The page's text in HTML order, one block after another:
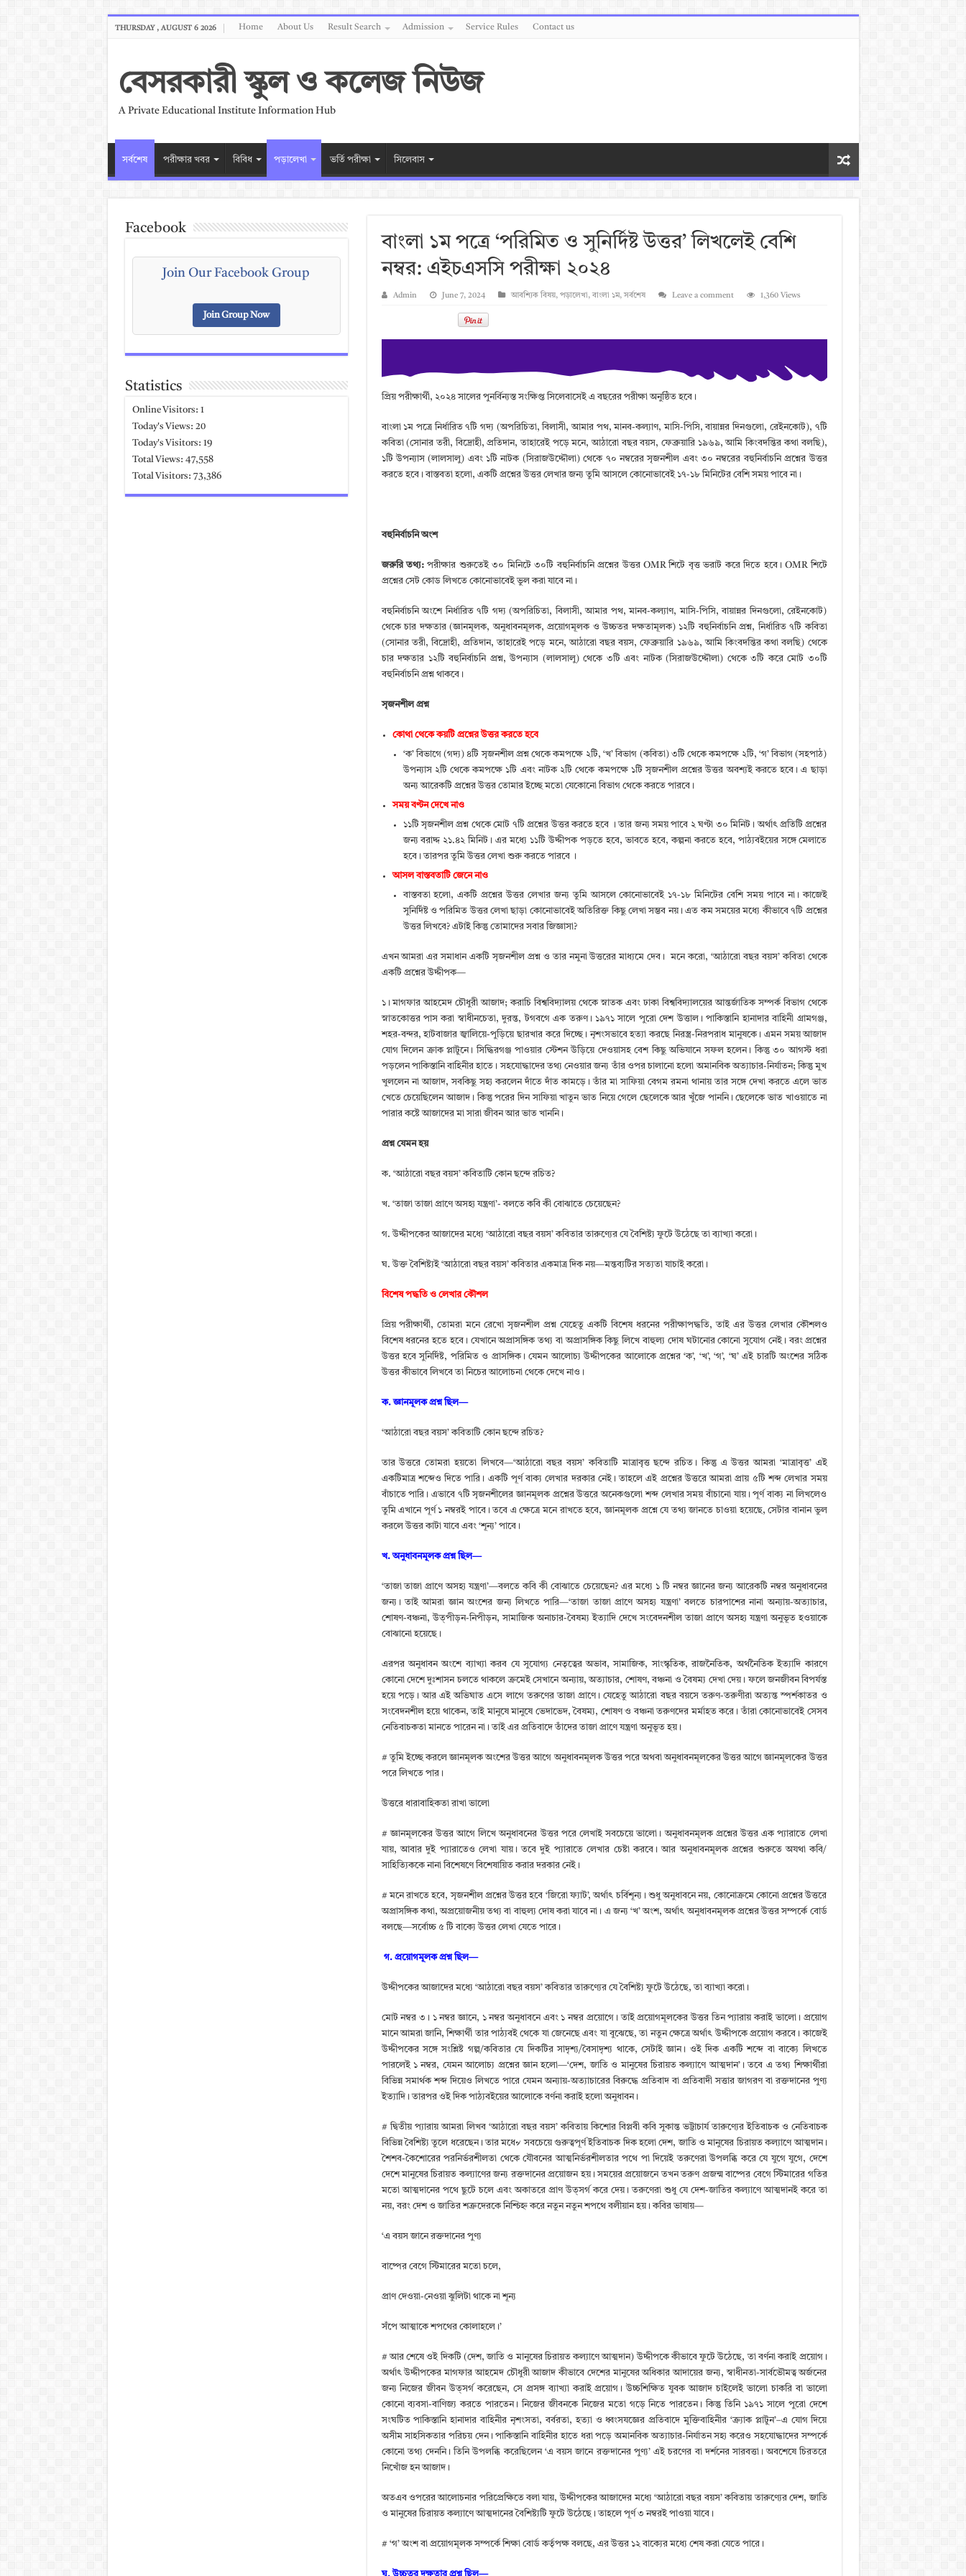
THURSDAY , AUGUST 6 2026 Home About Us Result Search Admission Service Rules Contact us
বেসরকারী স্কুল ও কলেজ নিউজ
A Private Educational Institute Information Hub
সর্বশেষ পরীক্ষার খবর বিবিধ পড়ালেখা ভর্তি পরীক্ষা সিলেবাস
বাংলা ১ম পত্রে ‘পরিমিত ও সুনির্দিষ্ট উত্তর’ লিখলেই বেশি
নম্বর: এইচএসসি পরীক্ষা ২০২৪
Admin June 7, 2024 আবশ্যিক বিষয়, পড়ালেখা, বাংলা ১ম, সর্বশেষ Leave a comment 1,360 Views
প্রিয় পরীক্ষার্থী, ২০২৪ সালের পুনর্বিন্যস্ত সংক্ষিপ্ত সিলেবাসেই এ বছরের পরীক্ষা অনুষ্ঠিত হবে।
বাংলা ১ম পত্রে নির্ধারিত ৭টি গদ্য (অপরিচিতা, বিলাসী, আমার পথ, মানব-কল্যাণ, মাসি-পিসি, বায়ান্নর দিনগুলো, রেইনকোট), ৭টি
কবিতা (সোনার তরী, বিদ্রোহী, প্রতিদান, তাহারেই পড়ে মনে, আঠারো বছর বয়স, ফেব্রুয়ারি ১৯৬৯, আমি কিংবদন্তির কথা বলছি),
১টি উপন্যাস (লালসালু) এবং ১টি নাটক (সিরাজউদ্দৌলা) থেকে ৭০ নম্বরের সৃজনশীল এবং ৩০ নম্বরের বহুনির্বাচনি প্রশ্নের উত্তর
করতে হবে। বাস্তবতা হলো, একটি প্রশ্নের উত্তর লেখার জন্য তুমি আসলে কোনোভাবেই ১৭-১৮ মিনিটের বেশি সময় পাবে না।
বহুনির্বাচনি অংশ
জরুরি তথ্য:পরীক্ষার শুরুতেই ৩০ মিনিটে ৩০টি বহুনির্বাচনি প্রশ্নের উত্তর OMR শিটে বৃত্ত ভরাট করে দিতে হবে। OMR শিটে
প্রশ্নের সেট কোড লিখতে কোনোভাবেই ভুল করা যাবে না।
বহুনির্বাচনি অংশে নির্ধারিত ৭টি গদ্য (অপরিচিতা, বিলাসী, আমার পথ, মানব-কল্যাণ, মাসি-পিসি, বায়ান্নর দিনগুলো, রেইনকোট)
থেকে চার দক্ষতার (জ্ঞানমূলক, অনুধাবনমূলক, প্রয়োগমূলক ও উচ্চতর দক্ষতামূলক) ১২টি বহুনির্বাচনি প্রশ্ন, নির্ধারিত ৭টি কবিতা
(সোনার তরী, বিদ্রোহী, প্রতিদান, তাহারেই পড়ে মনে, আঠারো বছর বয়স, ফেব্রুয়ারি ১৯৬৯, আমি কিংবদন্তির কথা বলছি) থেকে
চার দক্ষতার ১২টি বহুনির্বাচনি প্রশ্ন, উপন্যাস (লালসালু) থেকে ৩টি এবং নাটক (সিরাজউদ্দৌলা) থেকে ৩টি করে মোট ৩০টি
বহুনির্বাচনি প্রশ্ন থাকবে।
সৃজনশীল প্রশ্ন
কোথা থেকে কয়টি প্রশ্নের উত্তর করতে হবে
‘ক’ বিভাগে (গদ্য) ৪টি সৃজনশীল প্রশ্ন থেকে কমপক্ষে ২টি, ‘খ’ বিভাগ (কবিতা) ৩টি থেকে কমপক্ষে ২টি, ‘গ’ বিভাগ (সহপাঠ)
উপন্যাস ২টি থেকে কমপক্ষে ১টি এবং নাটক ২টি থেকে কমপক্ষে ১টি সৃজনশীল প্রশ্নের উত্তর অবশ্যই করতে হবে। এ ছাড়া
অন্য আরেকটি প্রশ্নের উত্তর তোমার ইচ্ছে মতো যেকোনো বিভাগ থেকে করতে পারবে।
সময় বণ্টন দেখে নাও
১১টি সৃজনশীল প্রশ্ন থেকে মোট ৭টি প্রশ্নের উত্তর করতে হবে । তার জন্য সময় পাবে ২ ঘণ্টা ৩০ মিনিট। অর্থাৎ প্রতিটি প্রশ্নের
জন্য বরাদ্দ ২১.৪২ মিনিট। এর মধ্যে ১১টি উদ্দীপক পড়তে হবে, ভাবতে হবে, কল্পনা করতে হবে, পাঠ্যবইয়ের সঙ্গে মেলাতে
হবে। তারপর তুমি উত্তর লেখা শুরু করতে পারবে ।
আসল বাস্তবতাটি জেনে নাও
বাস্তবতা হলো, একটি প্রশ্নের উত্তর লেখার জন্য তুমি আসলে কোনোভাবেই ১৭-১৮ মিনিটের বেশি সময় পাবে না। কাজেই
সুনির্দিষ্ট ও পরিমিত উত্তর লেখা ছাড়া কোনোভাবেই অতিরিক্ত কিছু লেখা সম্ভব নয়। এত কম সময়ের মধ্যে কীভাবে ৭টি প্রশ্নের
উত্তর লিখবে? এটাই কিন্তু তোমাদের সবার জিজ্ঞাসা?
এখন আমরা এর সমাধান একটি সৃজনশীল প্রশ্ন ও তার নমুনা উত্তরের মাধ্যমে দেব। মনে করো, ‘আঠারো বছর বয়স’ কবিতা থেকে
একটি প্রশ্নের উদ্দীপক—
১। মাগফার আহমেদ চৌধুরী আজাদ; করাচি বিশ্ববিদ্যালয় থেকে স্নাতক এবং ঢাকা বিশ্ববিদ্যালয়ের আন্তর্জাতিক সম্পর্ক বিভাগ থেকে
স্নাতকোত্তর পাস করা স্বাধীনচেতা, দুরন্ত, টগবগে এক তরুণ। ১৯৭১ সালে পুরো দেশ উত্তাল। পাকিস্তানি হানাদার বাহিনী গ্রামগঞ্জ,
শহর-বন্দর, হাটবাজার জ্বালিয়ে-পুড়িয়ে ছারখার করে দিচ্ছে। নৃশংসভাবে হত্যা করছে নিরস্ত্র-নিরপরাধ মানুষকে। এমন সময় আজাদ
যোগ দিলেন ক্রাক প্লাটুনে। সিদ্ধিরগঞ্জ পাওয়ার স্টেশন উড়িয়ে দেওয়াসহ বেশ কিছু অভিযানে সফল হলেন। কিন্তু ৩০ আগস্ট ধরা
পড়লেন পাকিস্তানি বাহিনীর হাতে। সহযোদ্ধাদের তথ্য নেওয়ার জন্য তাঁর ওপর চালানো হলো অমানবিক অত্যাচার-নির্যাতন; কিন্তু মুখ
খুললেন না আজাদ, সবকিছু সহ্য করলেন দাঁতে দাঁত কামড়ে। তাঁর মা সাফিয়া বেগম রমনা থানায় তার সঙ্গে দেখা করতে এলে ভাত
খেতে চেয়েছিলেন আজাদ। কিন্তু পরের দিন সাফিয়া খাতুন ভাত নিয়ে গেলে ছেলেকে আর খুঁজে পাননি। ছেলেকে ভাত খাওয়াতে না
পারার কষ্টে আজাদের মা সারা জীবন আর ভাত খাননি।
প্রশ্ন যেমন হয়
ক. ‘আঠারো বছর বয়স’ কবিতাটি কোন ছন্দে রচিত?
খ. ‘তাজা তাজা প্রাণে অসহ্য যন্ত্রণা’- বলতে কবি কী বোঝাতে চেয়েছেন?
গ. উদ্দীপকের আজাদের মধ্যে ‘আঠারো বছর বয়স’ কবিতার তারুণ্যের যে বৈশিষ্ট্য ফুটে উঠেছে তা ব্যাখ্যা করো।
ঘ. উক্ত বৈশিষ্ট্যই ‘আঠারো বছর বয়স’ কবিতার একমাত্র দিক নয়—মন্তব্যটির সত্যতা যাচাই করো।
বিশেষ পদ্ধতি ও লেখার কৌশল
প্রিয় পরীক্ষার্থী, তোমরা মনে রেখো সৃজনশীল প্রশ্ন যেহেতু একটি বিশেষ ধরনের পরীক্ষাপদ্ধতি, তাই এর উত্তর লেখার কৌশলও
বিশেষ ধরনের হতে হবে। যেখানে অপ্রাসঙ্গিক তথ্য বা অপ্রাসঙ্গিক কিছু লিখে বাহুল্য দোষ ঘটানোর কোনো সুযোগ নেই। বরং প্রশ্নের
উত্তর হবে সুনির্দিষ্ট, পরিমিত ও প্রাসঙ্গিক। যেমন আলোচ্য উদ্দীপকের আলোকে প্রশ্নের ‘ক’, ‘খ’, ‘গ’, ‘ঘ’ এই চারটি অংশের সঠিক
উত্তর কীভাবে লিখবে তা নিচের আলোচনা থেকে দেখে নাও।
ক. জ্ঞানমূলক প্রশ্ন ছিল—
‘আঠারো বছর বয়স’ কবিতাটি কোন ছন্দে রচিত?
তার উত্তরে তোমরা হয়তো লিখবে—‘আঠারো বছর বয়স’ কবিতাটি মাত্রাবৃত্ত ছন্দে রচিত। কিন্তু এ উত্তর আমরা ‘মাত্রাবৃত্ত’ এই
একটিমাত্র শব্দেও দিতে পারি। একটি পূর্ণ বাক্য লেখার দরকার নেই। তাহলে এই প্রশ্নের উত্তরে আমরা প্রায় ৫টি শব্দ লেখার সময়
বাঁচাতে পারি। এভাবে ৭টি সৃজনশীলের জ্ঞানমূলক প্রশ্নের উত্তরে অনেকগুলো শব্দ লেখার সময় বাঁচানো যায়। পূর্ণ বাক্য না লিখলেও
তুমি এখানে পূর্ণ ১ নম্বরই পাবে। তবে এ ক্ষেত্রে মনে রাখতে হবে, জ্ঞানমূলক প্রশ্নে যে তথ্য জানতে চাওয়া হয়েছে, সেটার বানান ভুল
করলে উত্তর কাটা যাবে এবং ‘শূন্য’ পাবে।
খ. অনুধাবনমূলক প্রশ্ন ছিল—
‘তাজা তাজা প্রাণে অসহ্য যন্ত্রণা’—বলতে কবি কী বোঝাতে চেয়েছেন? এর মধ্যে ১ টি নম্বর জ্ঞানের জন্য আরেকটি নম্বর অনুধাবনের
জন্য। তাই আমরা জ্ঞান অংশের জন্য লিখতে পারি—‘তাজা তাজা প্রাণে অসহ্য যন্ত্রণা’ বলতে চারপাশের নানা অন্যায়-অত্যাচার,
শোষণ-বঞ্চনা, উত্পীড়ন-নিপীড়ন, সামাজিক অনাচার-বৈষম্য ইত্যাদি দেখে সংবেদনশীল তাজা প্রাণে অসহ্য যন্ত্রণা অনুভূত হওয়াকে
বোঝানো হয়েছে।
এরপর অনুধাবন অংশে ব্যাখ্যা করব যে সুযোগ্য নেতৃত্বের অভাব, সামাজিক, সাংস্কৃতিক, রাজনৈতিক, অর্থনৈতিক ইত্যাদি কারণে
কোনো দেশে দুঃশাসন চলতে থাকলে ক্রমেই সেখানে অন্যায়, অত্যাচার, শোষণ, বঞ্চনা ও বৈষম্য দেখা দেয়। ফলে জনজীবন বিপর্যস্ত
হয়ে পড়ে। আর এই অভিঘাত এসে লাগে তরুণের তাজা প্রাণে। যেহেতু আঠারো বছর বয়সে তরুণ-তরুণীরা অত্যন্ত স্পর্শকাতর ও
সংবেদনশীল হয়ে থাকেন, তাই মানুষে মানুষে ভেদাভেদ, বৈষম্য, শোষণ ও বঞ্চনা তরুণদের মর্মাহত করে। তাঁরা কোনোভাবেই সেসব
নেতিবাচকতা মানতে পারেন না। তাই এর প্রতিবাদে তাঁদের তাজা প্রাণে যন্ত্রণা অনুভূত হয়।
# তুমি ইচ্ছে করলে জ্ঞানমূলক অংশের উত্তর আগে অনুধাবনমূলক উত্তর পরে অথবা অনুধাবনমূলকের উত্তর আগে জ্ঞানমূলকের উত্তর
পরে লিখতে পার।
উত্তরে ধারাবাহিকতা রাখা ভালো
# জ্ঞানমূলকের উত্তর আগে লিখে অনুধাবনের উত্তর পরে লেখাই সবচেয়ে ভালো। অনুধাবনমূলক প্রশ্নের উত্তর এক প্যারাতে লেখা
যায়, আবার দুই প্যারাতেও লেখা যায়। তবে দুই প্যারাতে লেখার চেষ্টা করবে। আর অনুধাবনমূলক প্রশ্নের শুরুতে অযথা কবি/
সাহিত্যিককে নানা বিশেষণে বিশেষায়িত করার দরকার নেই।
# মনে রাখতে হবে, সৃজনশীল প্রশ্নের উত্তর হবে ‘জিরো ফ্যাট’, অর্থাৎ চর্বিশূন্য। শুধু অনুধাবনে নয়, কোনোক্রমে কোনো প্রশ্নের উত্তরে
অপ্রাসঙ্গিক কথা, অপ্রয়োজনীয় তথ্য বা বাহুল্য দোষ করা যাবে না। এ জন্য ‘খ’ অংশ, অর্থাৎ অনুধাবনমূলক প্রশ্নের উত্তর সম্পর্কে বোর্ড
বলছে—সর্বোচ্চ ৫ টি বাক্যে উত্তর লেখা যেতে পারে।
গ. প্রয়োগমূলক প্রশ্ন ছিল—
উদ্দীপকের আজাদের মধ্যে ‘আঠারো বছর বয়স’ কবিতার তারুণ্যের যে বৈশিষ্ট্য ফুটে উঠেছে, তা ব্যাখ্যা করো।
মোট নম্বর ৩। ১ নম্বর জ্ঞানে, ১ নম্বর অনুধাবনে এবং ১ নম্বর প্রয়োগে। তাই প্রয়োগমূলকের উত্তর তিন প্যারায় করাই ভালো। প্রয়োগ
মানে আমরা জানি, শিক্ষার্থী তার পাঠ্যবই থেকে যা জেনেছে এবং যা বুঝেছে, তা নতুন ক্ষেত্রে অর্থাৎ উদ্দীপকে প্রয়োগ করবে। কাজেই
উদ্দীপকের সঙ্গে সংশ্লিষ্ট গল্প/কবিতার যে দিকটির সাদৃশ্য/বৈসাদৃশ্য থাকে, সেটাই জ্ঞান। ওই দিক একটি শব্দে বা বাক্যে লিখতে
পারলেই ১ নম্বর, যেমন আলোচ্য প্রশ্নের জ্ঞান হলো—‘দেশ, জাতি ও মানুষের চিরায়ত কল্যাণে আত্মদান’। তবে এ তথ্য শিক্ষার্থীরা
বিভিন্ন সমার্থক শব্দ দিয়েও লিখতে পারে যেমন অন্যায়-অত্যাচারের বিরুদ্ধে প্রতিবাদ বা প্রতিবাদী সত্তার জাগরণ বা রক্তদানের পুণ্য
ইত্যাদি। তারপর ওই দিক পাঠ্যবইয়ের আলোকে বর্ণনা করাই হলো অনুধাবন।
# দ্বিতীয় প্যারায় আমরা লিখব ‘আঠারো বছর বয়স’ কবিতায় কিশোর বিপ্লবী কবি সুকান্ত ভট্টাচার্য তারুণ্যের ইতিবাচক ও নেতিবাচক
বিভিন্ন বৈশিষ্ট্য তুলে ধরেছেন। তার মধে৵ সবচেয়ে গুরুত্বপূর্ণ ইতিবাচক দিক হলো দেশ, জাতি ও মানুষের চিরায়ত কল্যাণে আত্মদান।
শৈশব-কৈশোরের পরনির্ভরশীলতা থেকে যৌবনের আত্মনির্ভরশীলতার পথে পা দিয়েই তরুণেরা উপলব্ধি করে যে যুগে যুগে, দেশে
দেশে মানুষের চিরায়ত কল্যাণের জন্য রক্তদানের প্রয়োজন হয়। সময়ের প্রয়োজনে তখন তরুণ প্রজন্ম বাষ্পের বেগে স্টিমারের গতির
মতো আত্মদানের পথে ছুটে চলে এবং অকাতরে প্রাণ উত্সর্গ করে দেয়। তরুণেরা শুধু যে দেশ-জাতির কল্যাণে আত্মদানই করে তা
নয়, বরং দেশ ও জাতির শত্রুদেরকে নিশ্চিহ্ন করে নতুন নতুন শপথে বলীয়ান হয়। কবির ভাষায়—
‘এ বয়স জানে রক্তদানের পুণ্য
বাষ্পের বেগে স্টিমারের মতো চলে,
প্রাণ দেওয়া-নেওয়া ঝুলিটা থাকে না শূন্য
সঁপে আত্মাকে শপথের কোলাহলে।’
# আর শেষে ওই দিকটি (দেশ, জাতি ও মানুষের চিরায়ত কল্যাণে আত্মদান) উদ্দীপকে কীভাবে ফুটে উঠেছে, তা বর্ণনা করাই প্রয়োগ।
অর্থাৎ উদ্দীপকের মাগফার আহমেদ চৌধুরী আজাদ কীভাবে দেশের মানুষের অধিকার আদায়ের জন্য, স্বাধীনতা-সার্বভৌমত্ব অর্জনের
জন্য নিজের জীবন উত্সর্গ করেছেন, সে প্রসঙ্গ ব্যাখ্যা করাই প্রয়োগ। উচ্চশিক্ষিত যুবক আজাদ চাইলেই ভালো চাকরি বা ভালো
কোনো ব্যবসা-বাণিজ্য করতে পারতেন। নিজের জীবনকে নিজের মতো গড়ে নিতে পারতেন। কিন্তু তিনি ১৯৭১ সালে পুরো দেশে
সংঘটিত পাকিস্তানি হানাদার বাহিনীর নৃশংসতা, বর্বরতা, হত্যা ও ধ্বংসযজ্ঞের প্রতিবাদে মুক্তিবাহিনীর ‘ক্র্যাক প্লাটুন’–এ যোগ দিয়ে
অসীম সাহসিকতার পরিচয় দেন। পাকিস্তানি বাহিনীর হাতে ধরা পড়ে অমানবিক অত্যাচার-নির্যাতন সহ্য করেও সহযোদ্ধাদের সম্পর্কে
কোনো তথ্য দেননি। তিনি উপলব্ধি করেছিলেন ‘এ বয়স জানে রক্তদানের পুণ্য’ এই চরণের বা দর্শনের সারবত্তা। অবশেষে চিরতরে
নিখোঁজ হন আজাদ।
অতএব ওপরের আলোচনার পরিপ্রেক্ষিতে বলা যায়, উদ্দীপকের আজাদের মধ্যে ‘আঠারো বছর বয়স’ কবিতায় তারুণ্যের দেশ, জাতি
ও মানুষের চিরায়ত কল্যাণে আত্মদানের বৈশিষ্ট্যটি ফুটে উঠেছে। তাহলে পূর্ণ ৩ নম্বরই পাওয়া যাবে।
# ‘গ’ অংশ বা প্রয়োগমূলক সম্পর্কে শিক্ষা বোর্ড কর্তৃপক্ষ বলছে, এর উত্তর ১২ বাক্যের মধ্যে শেষ করা যেতে পারে।
Facebook
Join Our Facebook Group
Join Group Now
Statistics
Online Visitors: 1
Today's Views: 20
Today's Visitors: 19
Total Views: 47,558
Total Visitors: 73,386